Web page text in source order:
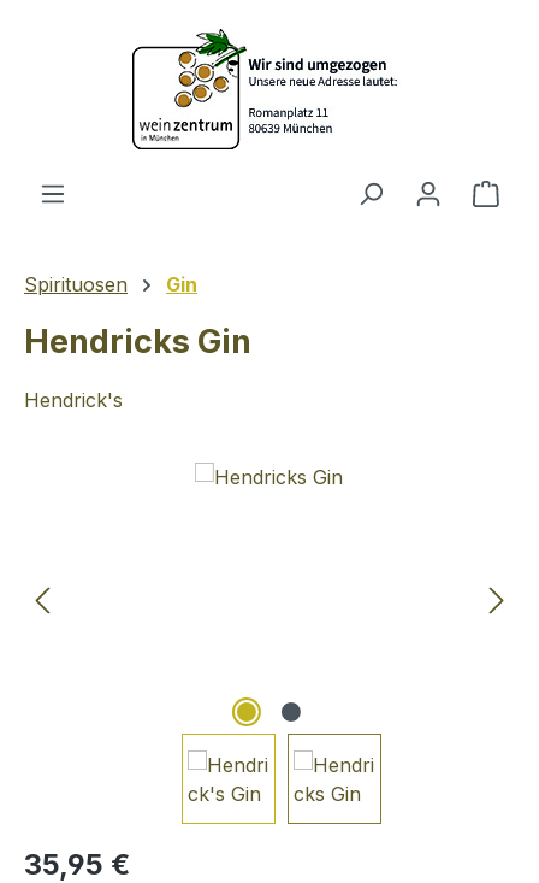
Zum Hauptinhalt springen
Spirituosen Gin
Hendricks Gin
Hendrick's
Bildergalerie überspringen
35,95 €